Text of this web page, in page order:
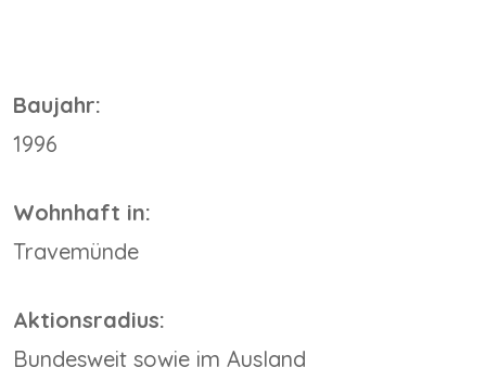
Baujahr:
1996
Wohnhaft in:
Travemünde
Aktionsradius:
Bundesweit sowie im Ausland